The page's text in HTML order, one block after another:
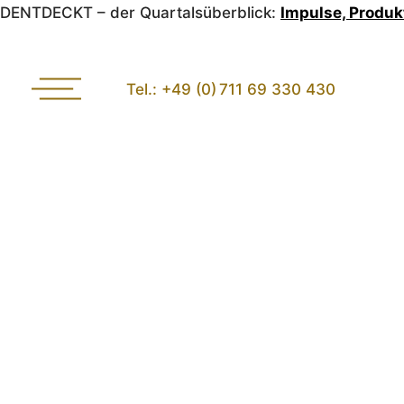
DENTDECKT – der Quartalsüberblick: Impulse,
Tel.: +49 (0) 711 69 330 430